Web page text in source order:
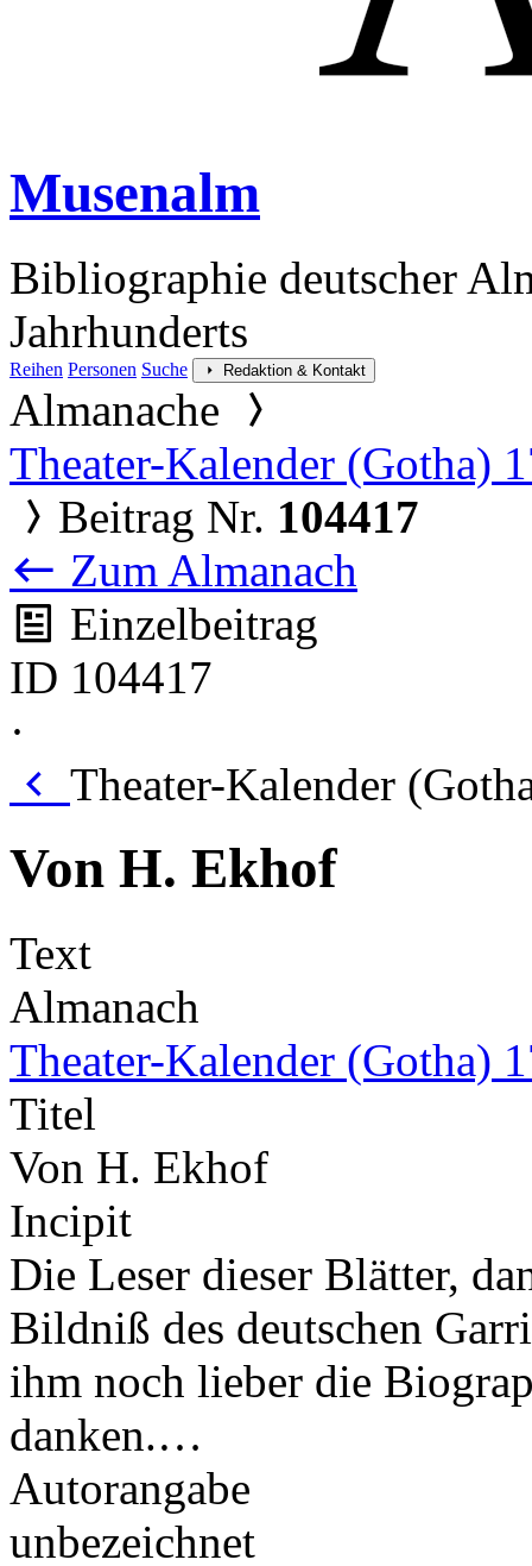
Musenalm
Bibliographie deutscher
Jahrhunderts
Reihen Personen Suche Redaktion & Kontakt
Almanache
Theater-Kalender (Gotha)
Beitrag Nr. 104417
Zum Almanach
Einzelbeitrag
ID 104417
·
Theater-Kalender
Von H. Ekhof
Text
Almanach
Theater-Kalender (Gotha)
Titel
Von H. Ekhof
Incipit
Die Leser dieser Blätter,
Bildniß des deutschen
ihm noch lieber die
danken.…
Autorangabe
unbezeichnet